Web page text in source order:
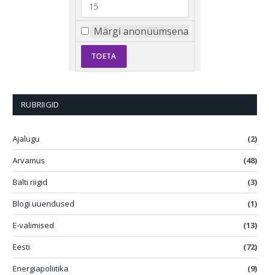
Märgi anonüümsena
RUBRIIGID
Ajalugu
(2)
Arvamus
(48)
Balti riigid
(3)
Blogi uuendused
(1)
E-valimised
(13)
Eesti
(72)
Energiapoliitika
(9)